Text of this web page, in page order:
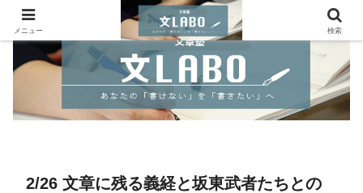
2/26 文章に残る義経と坂東武者たちとの
メニュー 検索